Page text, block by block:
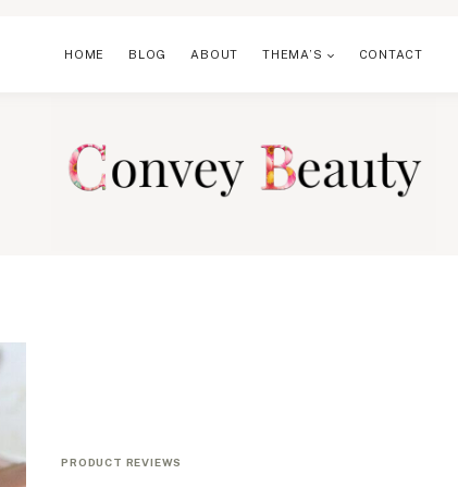
HOME BLOG ABOUT THEMA’S CONTACT
PRODUCT REVIEWS